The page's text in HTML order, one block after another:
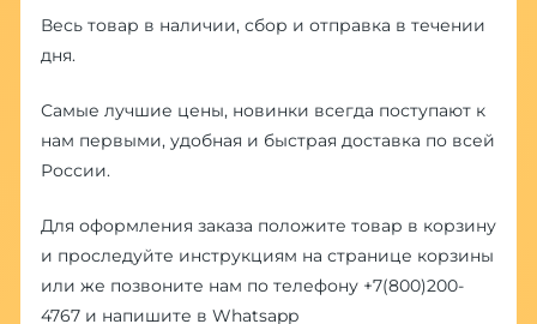
Весь товар в наличии, сбор и отправка в течении
дня.
Самые лучшие цены, новинки всегда поступают к
нам первыми, удобная и быстрая доставка по всей
России.
Для оформления заказа положите товар в корзину
и проследуйте инструкциям на странице корзины
или же позвоните нам по телефону +7(800)200-
4767и напишите в Whatsapp